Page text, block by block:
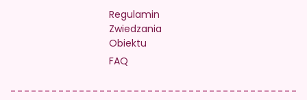
Regulamin
Zwiedzania
Obiektu
FAQ